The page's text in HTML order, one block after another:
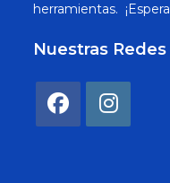
herramientas.
Nuestras Redes